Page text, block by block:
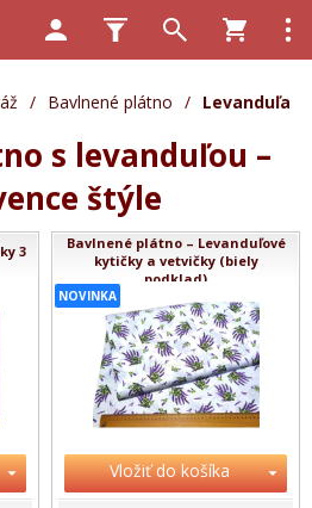
/ Bavlnené plátno / Levanduľa
s levanduľou –
štýle
3
Bavlnené plátno – Levanduľové
kytičky a vetvičky (biely
podklad)
NOVINKA
Vložiť do košíka